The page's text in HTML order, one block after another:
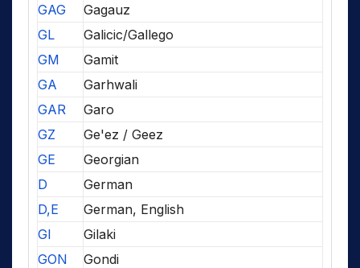
GAG
Gagauz
GL
Galicic/Gallego
GM
Gamit
GA
Garhwali
GAR
Garo
GZ
Ge'ez / Geez
GE
Georgian
D
German
D,E
German, English
GI
Gilaki
GON
Gondi